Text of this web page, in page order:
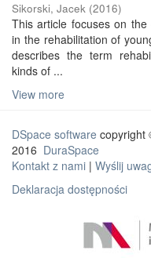
Sikorski, Jacek (2016)
This article focuses on
in the rehabilitation of
describes the term
kinds of ...
View more
DSpace software copyright
2016 DuraSpace
Kontakt z nami | Wyślij
Deklaracja dostępności